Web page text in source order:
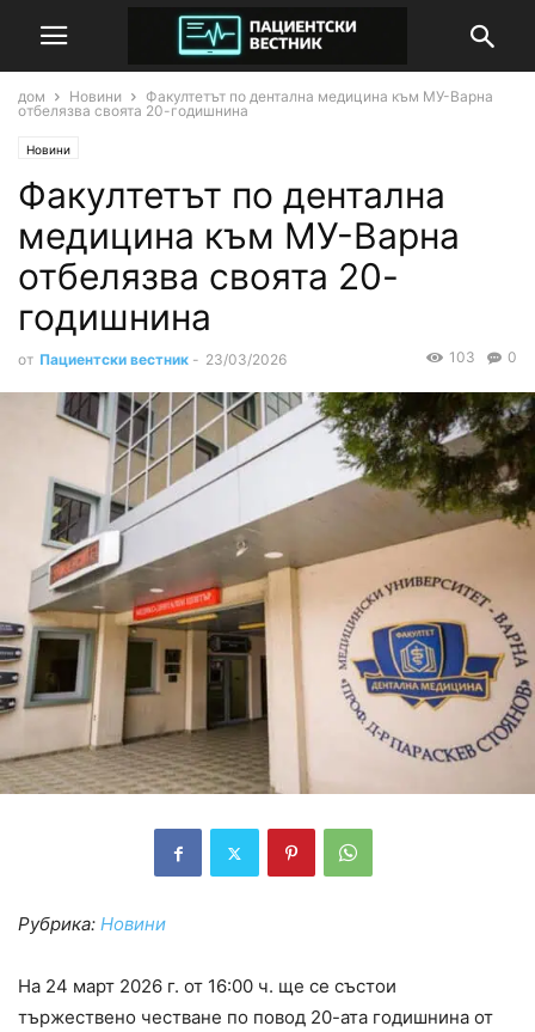
дом Новини
Факултетът по дентална медицина към МУ-Варна
отбелязва своята 20-годишнина
Новини
Факултетът по дентална
медицина към МУ-Варна
отбелязва своята 20-
годишнина
от Пациентски вестник - 23/03/2026 0
103
Рубрика: Новини
На 24 март 2026 г. от 16:00 ч. ще се състои
тържествено честване по повод 20-ата годишнина от